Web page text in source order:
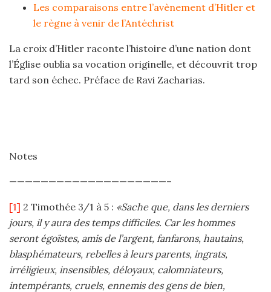
Les comparaisons entre l’avènement d’Hitler et
le règne à venir de l’Antéchrist
La croix d’Hitler raconte l’histoire d’une nation dont
l’Église oublia sa vocation originelle, et découvrit trop
tard son échec. Préface de Ravi Zacharias.
Notes
————————————————————–
[1] 2 Timothée 3/1 à 5 : «Sache que, dans les derniers
jours, il y aura des temps difficiles. Car les hommes
seront égoïstes, amis de l’argent, fanfarons, hautains,
blasphémateurs, rebelles à leurs parents, ingrats,
irréligieux, insensibles, déloyaux, calomniateurs,
intempérants, cruels, ennemis des gens de bien,